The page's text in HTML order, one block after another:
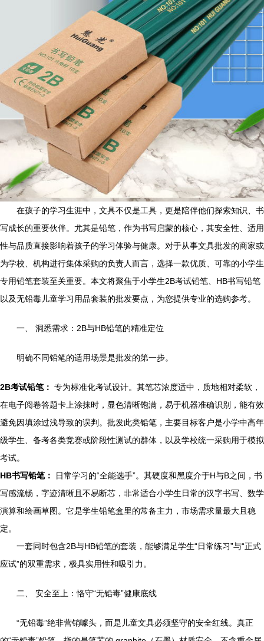
在孩子的学习生涯中，文具不仅是工具，更是陪伴他们探索知识、书
写成长的重要伙伴。尤其是铅笔，作为书写启蒙的核心，其安全性、适用
性与品质直接影响着孩子的学习体验与健康。对于从事文具批发的商家或
为学校、机构进行集体采购的负责人而言，选择一款优质、可靠的小学生
专用铅笔套装至关重要。本文将聚焦于小学生2B考试铅笔、HB书写铅笔
以及无铅毒儿童学习用品套装的批发要点，为您提供专业的选购参考。
一、 洞悉需求：2B与HB铅笔的精准定位
明确不同铅笔的适用场景是批发的第一步。
2B考试铅笔： 专为标准化考试设计。其笔芯浓度适中，质地相对柔软，
在电子阅卷答题卡上涂抹时，显色清晰饱满，易于机器准确识别，能有效
避免因填涂过浅导致的误判。批发此类铅笔，主要目标客户是小学中高年
级学生、备考各类竞赛或阶段性测试的群体，以及学校统一采购用于模拟
考试。
HB书写铅笔：
日常学习的“全能选手”。其硬度和黑度介于H与B之间，书
写感流畅，字迹清晰且不易断芯，非常适合小学生日常的汉字书写、数学
演算和绘画草图。它是学生铅笔盒里的常备主力，市场需求量最大且稳
定。
一套同时包含2B与HB铅笔的套装，能够满足学生“日常练习”与“正式
应试”的双重需求，极具实用性和吸引力。
二、 安全至上：恪守“无铅毒”健康底线
“无铅毒”绝非营销噱头，而是儿童文具必须坚守的安全红线。真正